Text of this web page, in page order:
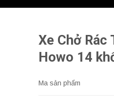
Xe Chở
Howo 14
Ma sản phẩm